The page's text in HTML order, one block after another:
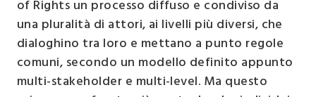
of Rights un processo diffuso e condiviso da
una pluralità di attori, ai livelli più diversi, che
dialoghino tra loro e mettano a punto regole
comuni, secondo un modello definito appunto
multi-stakeholder e multi-level. Ma questo